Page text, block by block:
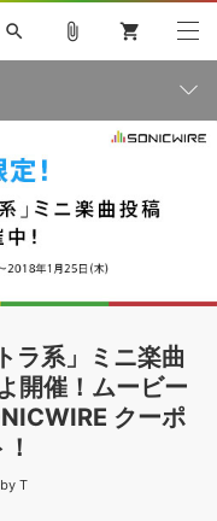
製作サービス
search
巡音ルカ V4X
ライセンスフリーBGM
サンプルパック
効果音 BGM
attach_file shopping_cart
ラ系」ミニ楽曲
開催！ムービー
クーポ
T